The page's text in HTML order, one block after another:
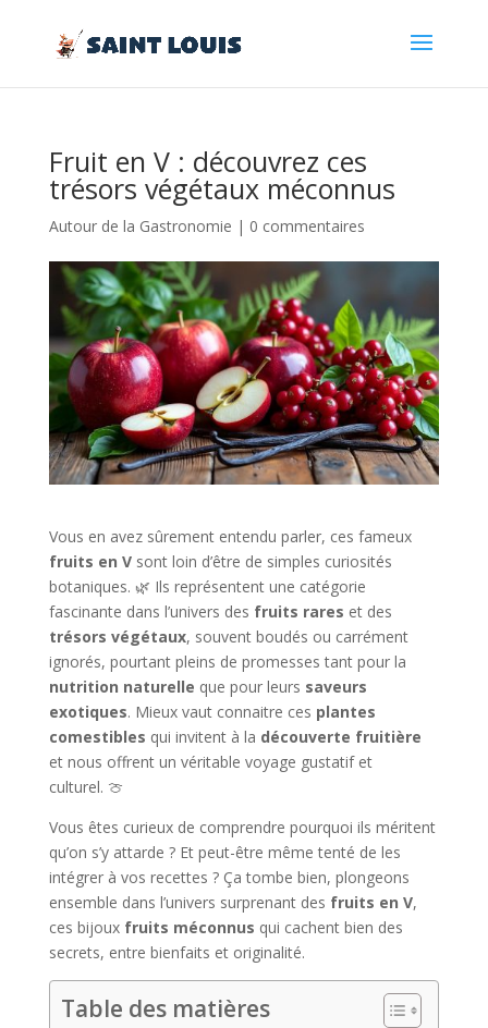
Fruit en V : découvrez ces
trésors végétaux méconnus
Autour de la Gastronomie | 0 commentaires
Vous en avez sûrement entendu parler, ces fameux
fruits en Vsont loin d’être de simples curiosités
botaniques. 🌿 Ils représentent une catégorie
fascinante dans l’univers des fruits rares et des
trésors végétaux, souvent boudés ou carrément
ignorés, pourtant pleins de promesses tant pour la
nutrition naturelle que pour leurs saveurs
exotiques. Mieux vaut connaitre ces plantes
comestibles qui invitent à la découverte fruitière
et nous offrent un véritable voyage gustatif et
culturel. 🍈
Vous êtes curieux de comprendre pourquoi ils méritent
qu’on s’y attarde ? Et peut-être même tenté de les
intégrer à vos recettes ? Ça tombe bien, plongeons
ensemble dans l’univers surprenant des fruits en V,
ces bijoux fruits méconnus qui cachent bien des
secrets, entre bienfaits et originalité.
Table des matières